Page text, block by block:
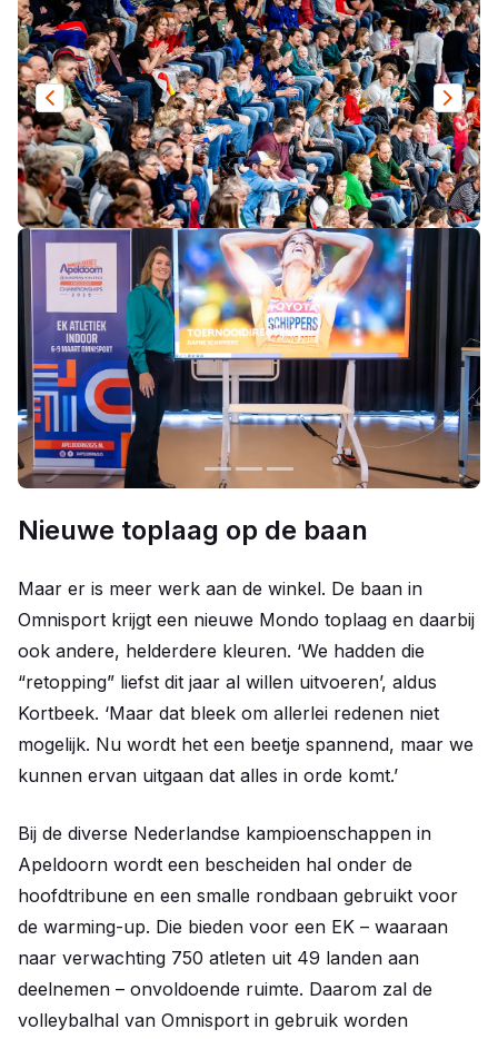
Nieuwe toplaag op de baan
Maar er is meer werk aan de winkel. De baan in
Omnisport krijgt een nieuwe Mondo toplaag en daarbij
ook andere, helderdere kleuren. ‘We hadden die
“retopping” liefst dit jaar al willen uitvoeren’, aldus
Kortbeek. ‘Maar dat bleek om allerlei redenen niet
mogelijk. Nu wordt het een beetje spannend, maar we
kunnen ervan uitgaan dat alles in orde komt.’
Bij de diverse Nederlandse kampioenschappen in
Apeldoorn wordt een bescheiden hal onder de
hoofdtribune en een smalle rondbaan gebruikt voor
de warming-up. Die bieden voor een EK – waaraan
naar verwachting 750 atleten uit 49 landen aan
deelnemen – onvoldoende ruimte. Daarom zal de
volleybalhal van Omnisport in gebruik worden